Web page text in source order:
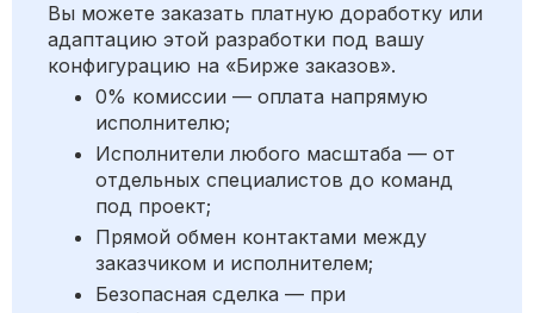
Вы можете заказать платную доработку или
адаптацию этой разработки под вашу
конфигурацию на «Бирже заказов».
0% комиссии — оплата напрямую
исполнителю;
Исполнители любого масштаба — от
отдельных специалистов до команд
под проект;
Прямой обмен контактами между
заказчиком и исполнителем;
Безопасная сделка — при